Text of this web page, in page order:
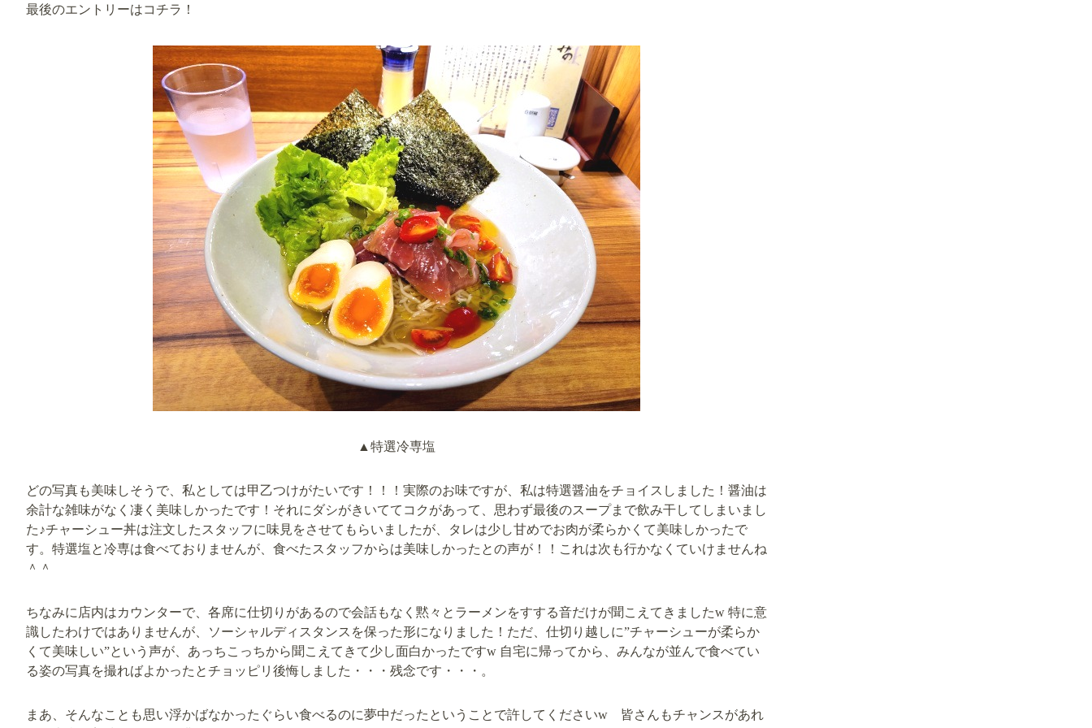
最後のエントリーはコチラ！
▲特選冷専塩
どの写真も美味しそうで、私としては甲乙つけがたいです！！！実際のお味ですが、私は特選醤油をチョイスしました！醤油は
余計な雑味がなく凄く美味しかったです！それにダシがきいててコクがあって、思わず最後のスープまで飲み干してしまいまし
た♪チャーシュー丼は注文したスタッフに味見をさせてもらいましたが、タレは少し甘めでお肉が柔らかくて美味しかったで
す。特選塩と冷専は食べておりませんが、食べたスタッフからは美味しかったとの声が！！これは次も行かなくていけませんね
＾＾
ちなみに店内はカウンターで、各席に仕切りがあるので会話もなく黙々とラーメンをすする音だけが聞こえてきましたw 特に意
識したわけではありませんが、ソーシャルディスタンスを保った形になりました！ただ、仕切り越しに”チャーシューが柔らか
くて美味しい”という声が、あっちこっちから聞こえてきて少し面白かったですw 自宅に帰ってから、みんなが並んで食べてい
る姿の写真を撮ればよかったとチョッピリ後悔しました・・・残念です・・・。
まあ、そんなことも思い浮かばなかったぐらい食べるのに夢中だったということで許してくださいw 皆さんもチャンスがあれ